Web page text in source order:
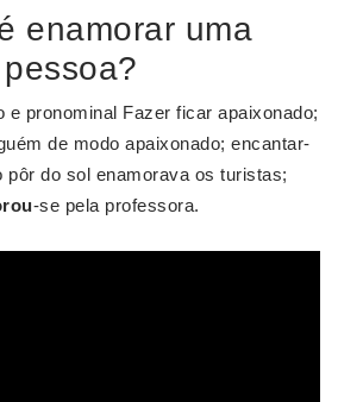
enamorar uma
pessoa?
e pronominal Fazer ficar apaixonado;
de modo apaixonado; encantar-
pôr do sol enamorava os turistas;
-se pela professora.